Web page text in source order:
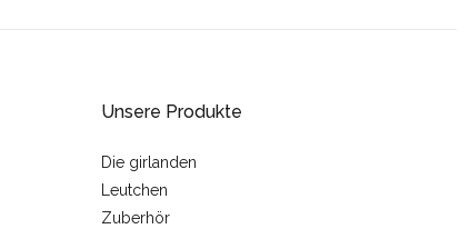
Unsere Produkte
Die girlanden
Leutchen
Zuberhör